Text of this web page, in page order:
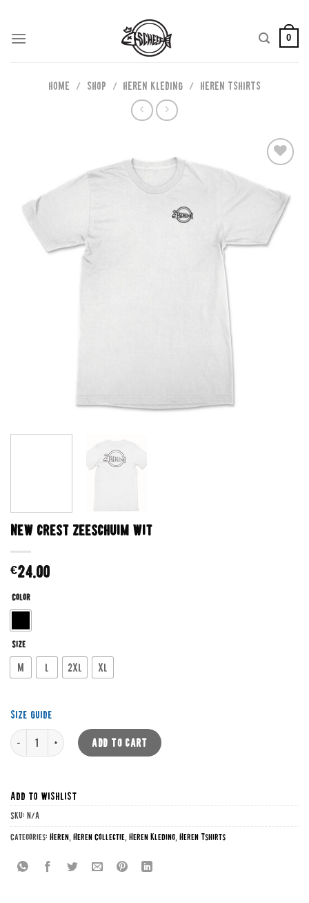
content
0
HOME / SHOP / HEREN KLEDING / HEREN TSHIRTS
wishlist
New crest zeeschuim wit
€24.00
Color
Size
M L 2XL XL
Size Guide
New crest zeeschuim wit quantity
ADD TO CART
Add to wishlist
SKU: N/A
Categories: Heren, Heren Collectie, Heren Kleding, Heren Tshirts